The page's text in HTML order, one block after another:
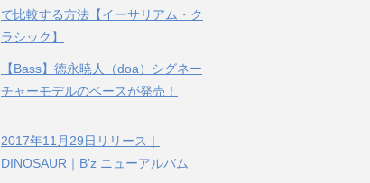
で比較する方法【イーサリアム・ク
ラシック】
【Bass】徳永暁人（doa）シグネー
チャーモデルのベースが発売！
2017年11月29日リリース｜
DINOSAUR｜B’z ニューアルバム